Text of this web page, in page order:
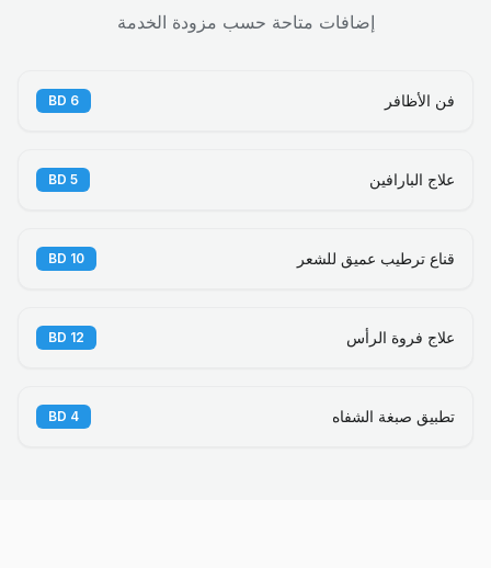
إضافات متاحة حسب مزودة الخدمة
فن الأظافر 6
BD
علاج البارافين 5
BD
قناع ترطيب عميق للشعر 10
BD
علاج فروة الرأس 12
BD
تطبيق صبغة الشفاه 4
BD